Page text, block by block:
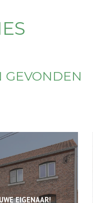
GEVONDEN
EIGENAAR!